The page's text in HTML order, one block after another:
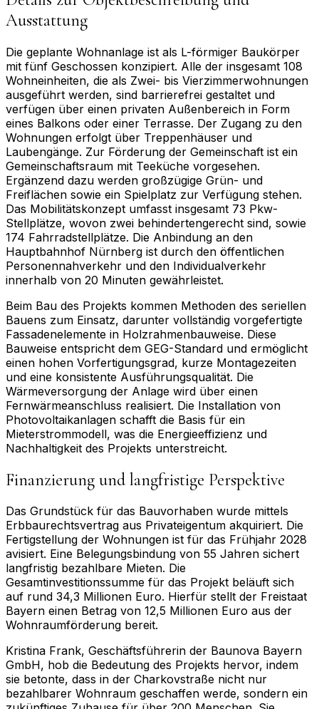
Ausstattung
Die geplante Wohnanlage ist als L-förmiger Baukörper
mit fünf Geschossen konzipiert. Alle der insgesamt 108
Wohneinheiten, die als Zwei- bis Vierzimmerwohnungen
ausgeführt werden, sind barrierefrei gestaltet und
verfügen über einen privaten Außenbereich in Form
eines Balkons oder einer Terrasse. Der Zugang zu den
Wohnungen erfolgt über Treppenhäuser und
Laubengänge. Zur Förderung der Gemeinschaft ist ein
Gemeinschaftsraum mit Teeküche vorgesehen.
Ergänzend dazu werden großzügige Grün- und
Freiflächen sowie ein Spielplatz zur Verfügung stehen.
Das Mobilitätskonzept umfasst insgesamt 73 Pkw-
Stellplätze, wovon zwei behindertengerecht sind, sowie
174 Fahrradstellplätze. Die Anbindung an den
Hauptbahnhof Nürnberg ist durch den öffentlichen
Personennahverkehr und den Individualverkehr
innerhalb von 20 Minuten gewährleistet.
Beim Bau des Projekts kommen Methoden des seriellen
Bauens zum Einsatz, darunter vollständig vorgefertigte
Fassadenelemente in Holzrahmenbauweise. Diese
Bauweise entspricht dem GEG-Standard und ermöglicht
einen hohen Vorfertigungsgrad, kurze Montagezeiten
und eine konsistente Ausführungsqualität. Die
Wärmeversorgung der Anlage wird über einen
Fernwärmeanschluss realisiert. Die Installation von
Photovoltaikanlagen schafft die Basis für ein
Mieterstrommodell, was die Energieeffizienz und
Nachhaltigkeit des Projekts unterstreicht.
Finanzierung und langfristige Perspektive
Das Grundstück für das Bauvorhaben wurde mittels
Erbbaurechtsvertrag aus Privateigentum akquiriert. Die
Fertigstellung der Wohnungen ist für das Frühjahr 2028
avisiert. Eine Belegungsbindung von 55 Jahren sichert
langfristig bezahlbare Mieten. Die
Gesamtinvestitionssumme für das Projekt beläuft sich
auf rund 34,3 Millionen Euro. Hierfür stellt der Freistaat
Bayern einen Betrag von 12,5 Millionen Euro aus der
Wohnraumförderung bereit.
Kristina Frank, Geschäftsführerin der Baunova Bayern
GmbH, hob die Bedeutung des Projekts hervor, indem
sie betonte, dass in der Charkovstraße nicht nur
bezahlbarer Wohnraum geschaffen werde, sondern ein